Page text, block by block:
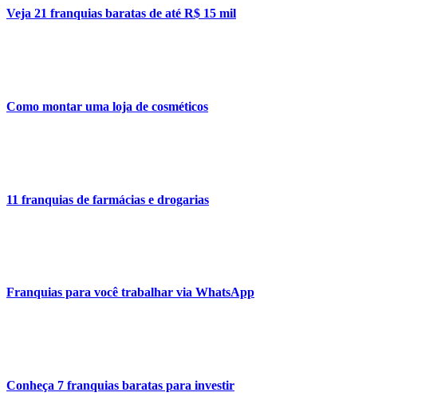
Veja 21 franquias baratas de até R$ 15 mil
Como montar uma loja de cosméticos
11 franquias de farmácias e drogarias
Franquias para você trabalhar via WhatsApp
Conheça 7 franquias baratas para investir